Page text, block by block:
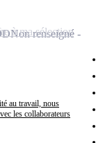
au travail, nous
les collaborateurs
Non renseigné
à ma sélection